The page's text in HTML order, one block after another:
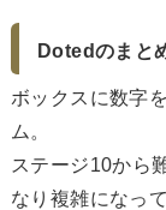
Dotedのまと
ボックスに数字
ム。
ステージ10から
なり複雑になっ